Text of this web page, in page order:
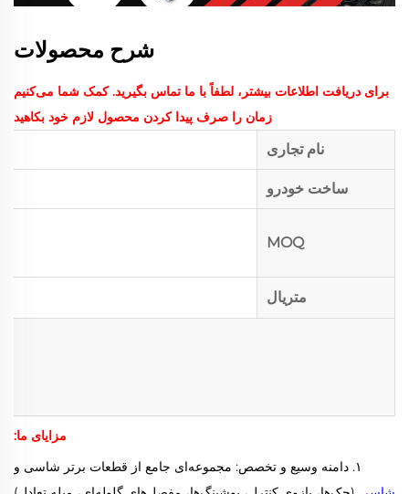
شرح محصولات
برای دریافت اطلاعات بیشتر، لطفاً با ما تماس بگیرید. کمک شما می‌کنیم
زمان را صرف پیدا کردن محصول لازم خود بکاهید
نام تجاری
ساخت خودرو
MOQ
متریال
مزایای ما:
۱. دامنه وسیع و تخصص: مجموعه‌ای جامع از قطعات برتر شاسی و